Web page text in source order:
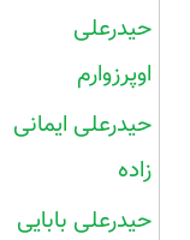
حیدرعلی
اوپرزوارم
حیدرعلی ایمانی
زاده
حیدرعلی بابایی